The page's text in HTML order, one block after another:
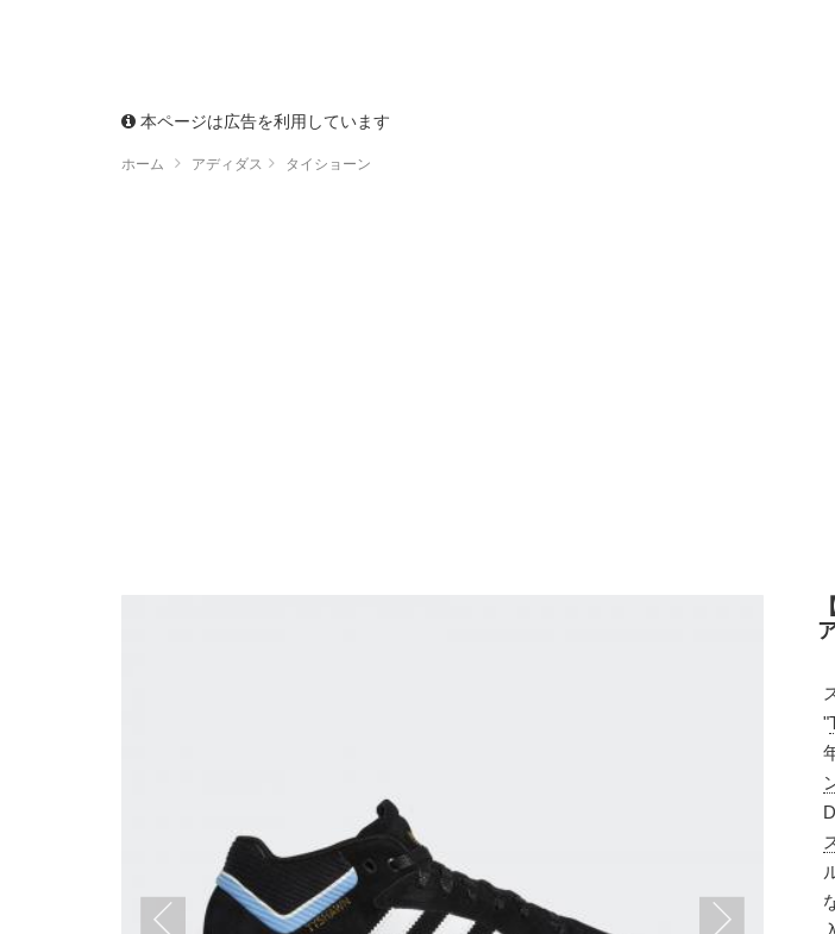
本ページは広告を利用しています
ホーム アディダス タイショーン
"